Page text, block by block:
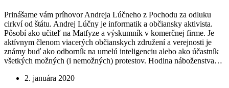
Prinášame vám príhovor Andreja Lúčneho z Pochodu za odluku
cirkví od štátu. Andrej Lúčny je informatik a občiansky aktivista.
Pôsobí ako učiteľ na Matfyze a výskumník v komerčnej firme. Je
aktívnym členom viacerých občianskych združení a verejnosti je
známy buď ako odborník na umelú inteligenciu alebo ako účastník
všetkých možných (i nemožných) protestov. Hodina náboženstva…
2. januára 2020